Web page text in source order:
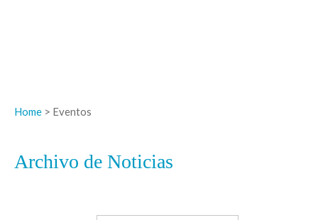
Home > Eventos
Archivo de Noticias